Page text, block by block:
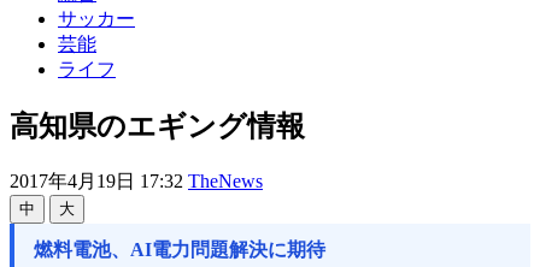
サッカー
芸能
ライフ
高知県のエギング情報
2017年4月19日 17:32 TheNews
中 大
燃料電池、AI電力問題解決に期待